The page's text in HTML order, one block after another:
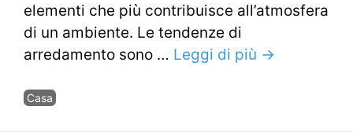
elementi che più contribuisce all’atmosfera
di un ambiente. Le tendenze di
arredamento sono … Leggi di più →
Categorie
Casa